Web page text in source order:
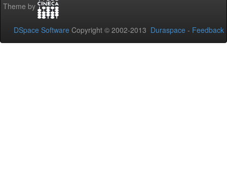
Theme by
DSpace Software Copyright © 2002-2013 Duraspace - Feedback